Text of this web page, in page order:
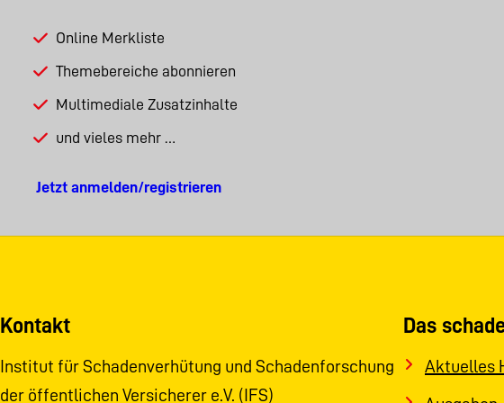
Online Merkliste
Themebereiche abonnieren
Multimediale Zusatzinhalte
und vieles mehr …
Jetzt anmelden/registrieren
Kontakt
Institut für Schadenverhütung und Schadenforschung
der öffentlichen Versicherer e.V. (IFS)
Das
Aktuelles